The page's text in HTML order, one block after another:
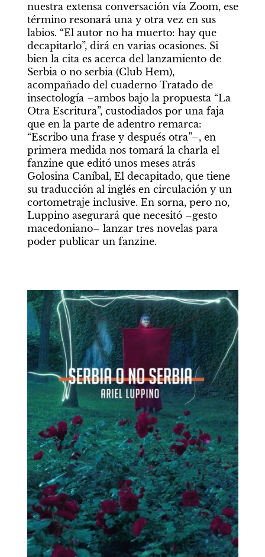
nuestra extensa conversación vía Zoom, ese
término resonará una y otra vez en sus
labios. “El autor no ha muerto: hay que
decapitarlo”, dirá en varias ocasiones. Si
bien la cita es acerca del lanzamiento de
Serbia o no serbia (Club Hem),
acompañado del cuaderno Tratado de
insectología –ambos bajo la propuesta “La
Otra Escritura”, custodiados por una faja
que en la parte de adentro remarca:
“Escribo una frase y después otra”–, en
primera medida nos tomará la charla el
fanzine que editó unos meses atrás
Golosina Caníbal, El decapitado, que tiene
su traducción al inglés en circulación y un
cortometraje inclusive. En sorna, pero no,
Luppino asegurará que necesitó –gesto
macedoniano– lanzar tres novelas para
poder publicar un fanzine.